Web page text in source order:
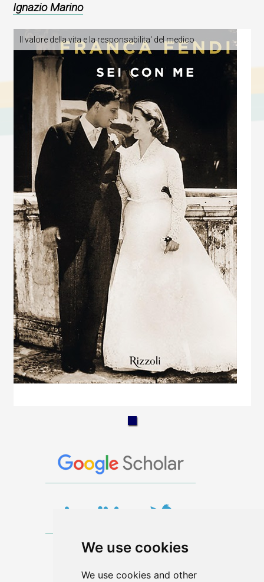
We use cookies
We use cookies and other
Ignazio Marino
Il valore della vita e la responsabilita' del medico